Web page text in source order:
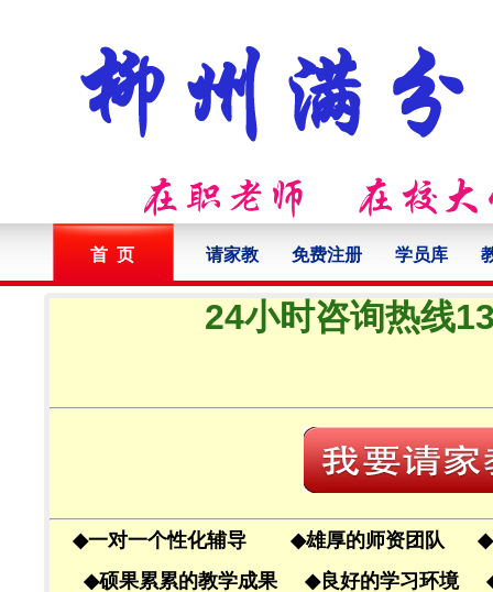
首 页 请家教 免费注册 学员库
24小时咨询热线
◆一对一个性化辅导 ◆雄厚的师资团队 ◆
◆硕果累累的教学成果 ◆良好的学习环境